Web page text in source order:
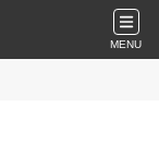
MENU